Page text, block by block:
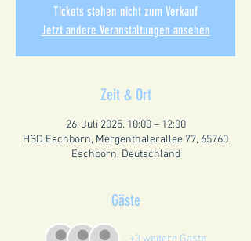
Tickets stehen nicht zum Verkauf
Jetzt andere Veranstaltungen ansehen
Zeit & Ort
26. Juli 2025, 10:00 – 12:00
HSD Eschborn, Mergenthalerallee 77, 65760
Eschborn, Deutschland
Gäste